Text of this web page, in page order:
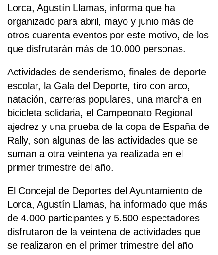
Lorca, Agustín Llamas, informa que ha
organizado para abril, mayo y junio más de
otros cuarenta eventos por este motivo, de los
que disfrutarán más de 10.000 personas.
Actividades de senderismo, finales de deporte
escolar, la Gala del Deporte, tiro con arco,
natación, carreras populares, una marcha en
bicicleta solidaria, el Campeonato Regional
ajedrez y una prueba de la copa de España de
Rally, son algunas de las actividades que se
suman a otra veintena ya realizada en el
primer trimestre del año.
El Concejal de Deportes del Ayuntamiento de
Lorca, Agustín Llamas, ha informado que más
de 4.000 participantes y 5.500 espectadores
disfrutaron de la veintena de actividades que
se realizaron en el primer trimestre del año